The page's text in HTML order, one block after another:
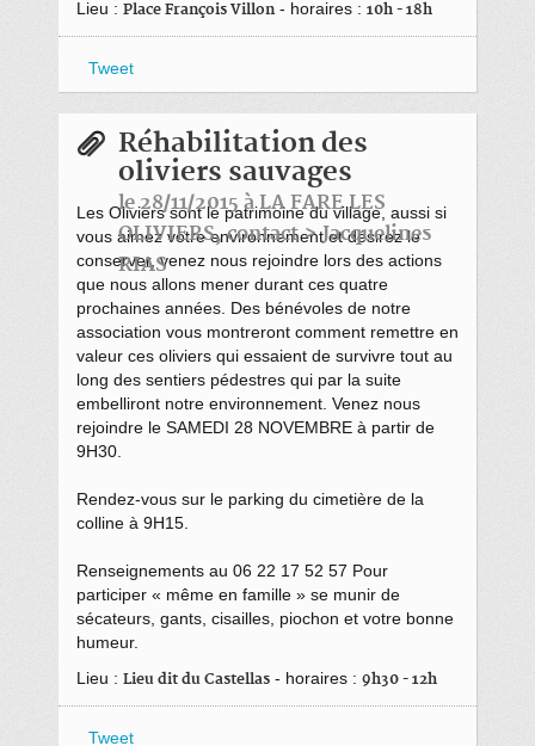
Lieu : Place François Villon - horaires : 10h - 18h
Tweet
Réhabilitation des
oliviers sauvages
le 28/11/2015 à LA FARE LES
OLIVIERS, contact > Jacquelines
RIAS
Les Oliviers sont le patrimoine du village, aussi si
vous aimez votre environnement et désirez le
conserver, venez nous rejoindre lors des actions
que nous allons mener durant ces quatre
prochaines années. Des bénévoles de notre
association vous montreront comment remettre en
valeur ces oliviers qui essaient de survivre tout au
long des sentiers pédestres qui par la suite
embelliront notre environnement. Venez nous
rejoindre le SAMEDI 28 NOVEMBRE à partir de
9H30.
Rendez-vous sur le parking du cimetière de la
colline à 9H15.
Renseignements au 06 22 17 52 57 Pour
participer « même en famille » se munir de
sécateurs, gants, cisailles, piochon et votre bonne
humeur.
Lieu : Lieu dit du Castellas - horaires : 9h30 - 12h
Tweet